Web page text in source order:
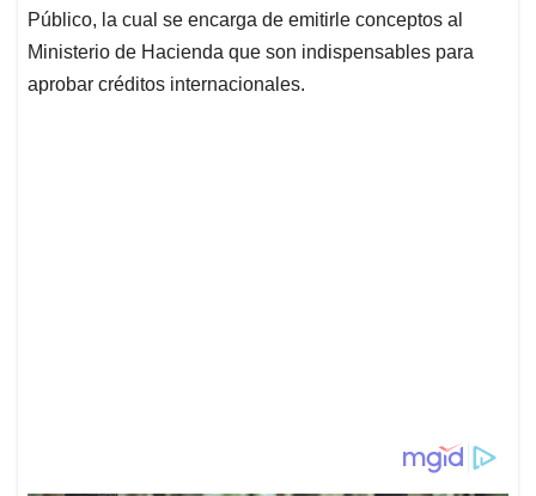
Público, la cual se encarga de emitirle conceptos al
Ministerio de Hacienda que son indispensables para
aprobar créditos internacionales.